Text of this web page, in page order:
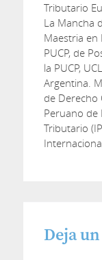
Tributario
La Mancha
Maestria en
PUCP, de
la PUCP,
Argentina.
de Derecho
Peruano de
Tributario
Deja